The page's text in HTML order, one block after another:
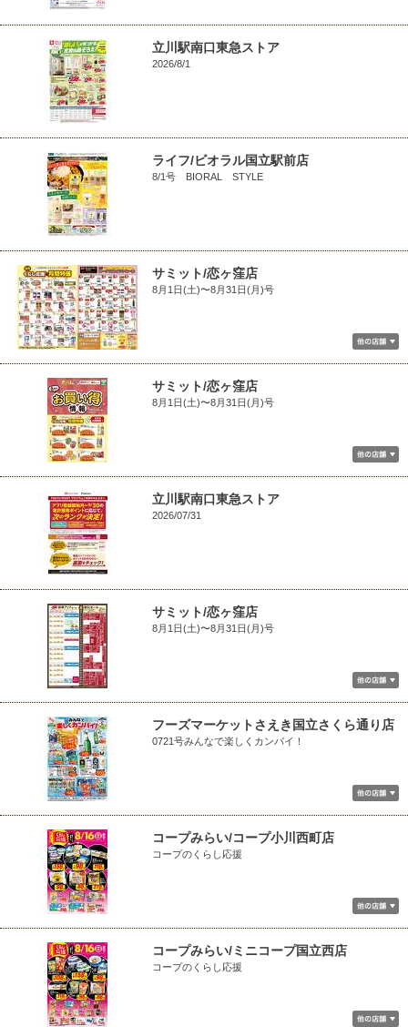
立川駅南口東急ストア
2026/8/1
ライフ/ビオラル国立駅前店
8/1号 BIORAL STYLE
サミット/恋ヶ窪店
8月1日(土)〜8月31日(月)号
サミット/恋ヶ窪店
8月1日(土)〜8月31日(月)号
立川駅南口東急ストア
2026/07/31
サミット/恋ヶ窪店
8月1日(土)〜8月31日(月)号
フーズマーケットさえき国立さくら通り店
0721号みんなで楽しくカンパイ！
コープみらい/コープ小川西町店
コープのくらし応援
コープみらい/ミニコープ国立西店
コープのくらし応援